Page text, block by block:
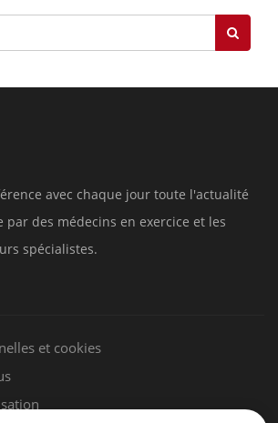
avec chaque jour toute l'actualité
par des médecins en exercice et les
spécialistes.
et cookies